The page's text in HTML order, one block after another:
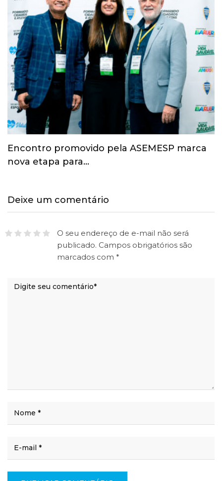
Esporte ganha espaço na agenda
econômica e mobiliza…
Deixe um comentário
O seu endereço de e-mail não será
publicado. Campos obrigatórios são
marcados com *